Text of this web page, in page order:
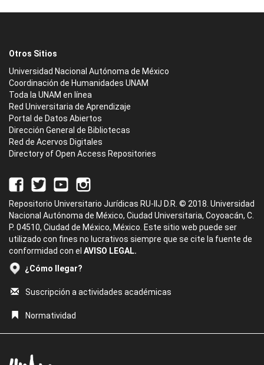
Otros Sitios
Universidad Nacional Autónoma de México
Coordinación de Humanidades UNAM
Toda la UNAM en línea
Red Universitaria de Aprendizaje
Portal de Datos Abiertos
Dirección General de Bibliotecas
Red de Acervos Digitales
Directory of Open Access Repositories
Repositorio Universitario Jurídicas RU-IIJ D.R. © 2018. Universidad
Nacional Autónoma de México, Ciudad Universitaria, Coyoacán, C.
P. 04510, Ciudad de México, México. Este sitio web puede ser
utilizado con fines no lucrativos siempre que se cite la fuente de
conformidad con el AVISO LEGAL.
¿Cómo llegar?
Suscripción a actividades académicas
Normatividad